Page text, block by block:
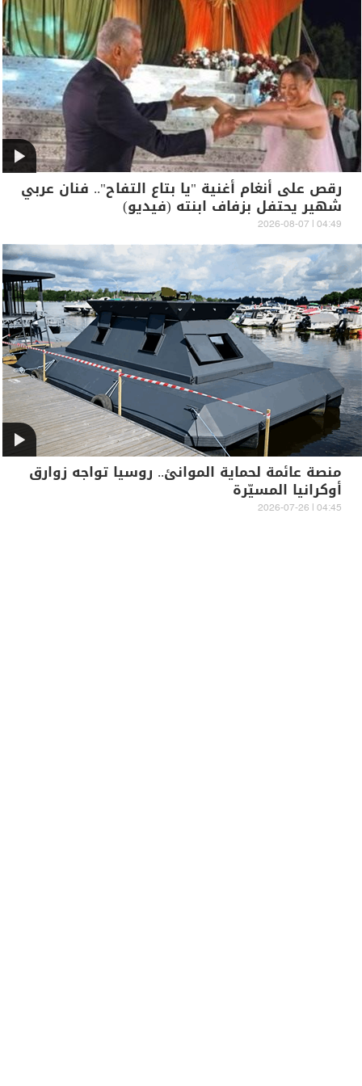
رقص على أنغام أغنية "يا بتاع التفاح".. فنان عربي
شهير يحتفل بزفاف ابنته (فيديو)
04:49 | 2026-08-07
منصة عائمة لحماية الموانئ.. روسيا تواجه زوارق
أوكرانيا المسيّرة
04:45 | 2026-07-26